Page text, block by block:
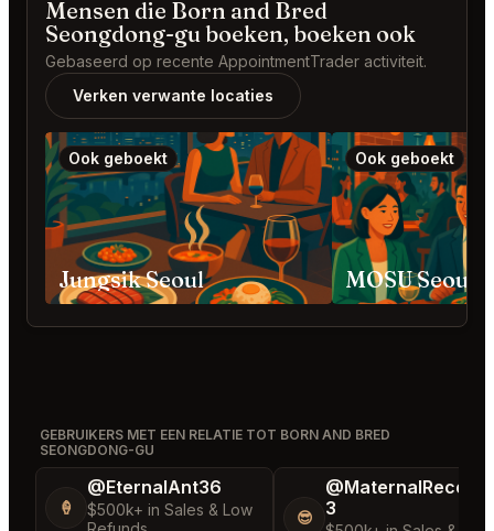
Mensen die Born and Bred
Seongdong-gu boeken, boeken ook
Gebaseerd op recente AppointmentTrader activiteit.
Verken verwante locaties
Ook geboekt
Jungsik Seoul
Ook geboekt
GEBRUIKERS MET EEN RELATIE TOT BORN AND BRED
SEONGDONG-GU
🍦
@EternalAnt36
$500k+ in Sales & Low
😎
3